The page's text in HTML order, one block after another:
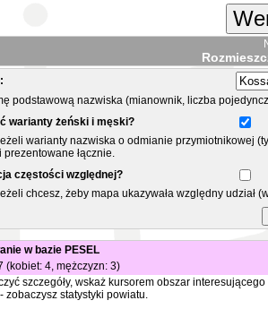
podstawową nazwiska (mianownik, liczba
warianty żeński i męski?
warianty nazwiska o odmianie przymiotnikowej
prezentowane łącznie.
częstości względnej?
chcesz, żeby mapa ukazywała względny
w bazie PESEL
(kobiet: 4, mężczyzn: 3)
szczegóły, wskaż kursorem obszar
zobaczysz statystyki powiatu.